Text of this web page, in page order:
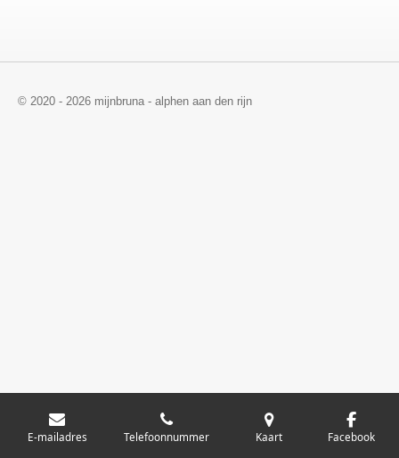
© 2020 - 2026 mijnbruna - alphen aan den rijn
E-mailadres Telefoonnummer Kaart Facebook